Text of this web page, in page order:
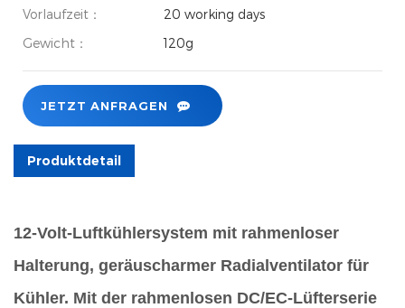
Vorlaufzeit：
20 working days
Gewicht：
120g
JETZT ANFRAGEN
Produktdetail
12-Volt-Luftkühlersystem mit rahmenloser
Halterung, geräuscharmer Radialventilator für
Kühler. Mit der rahmenlosen DC/EC-Lüfterserie